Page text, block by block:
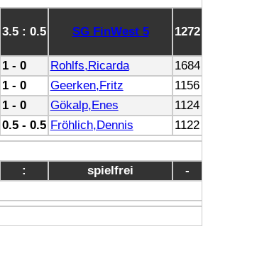
3.5 : 0.5 SG FinWest 5 1272
1 - 0 Rohlfs,Ricarda
1684
1 - 0 Geerken,Fritz
1156
1 - 0 Gökalp,Enes
1124
0.5 - 0.5 Fröhlich,Dennis 1122
: spielfrei -